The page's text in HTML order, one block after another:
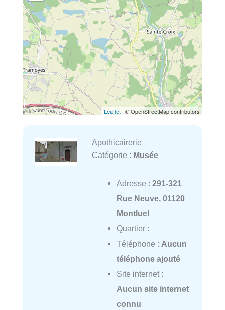
Leaflet | © OpenStreetMap contributors
Apothicairerie
Catégorie : Musée
Adresse : 291-321
Rue Neuve, 01120
Montluel
Quartier :
Téléphone : Aucun
téléphone ajouté
Site internet :
Aucun site internet
connu